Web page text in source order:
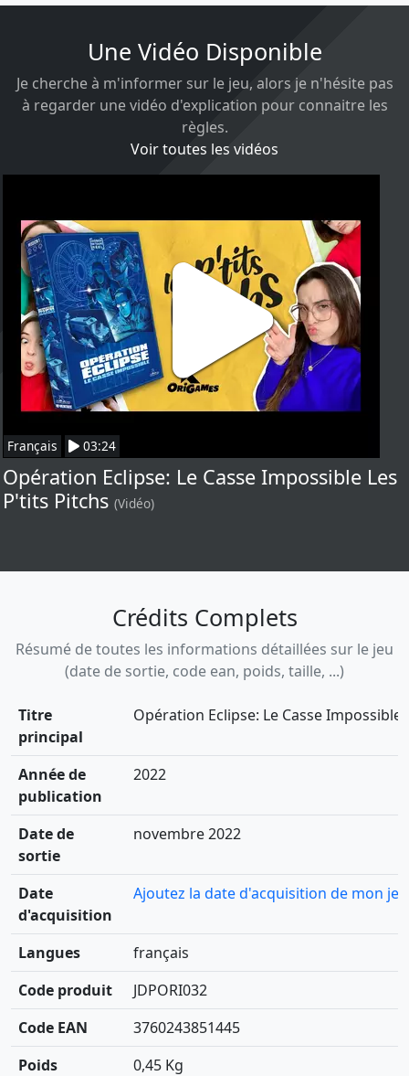
Une Vidéo Disponible
Je cherche à m'informer sur le jeu, alors je n'hésite pas
à regarder une vidéo d'explication pour connaitre les
règles.
Voir toutes les vidéos
Français 03:24
Opération Eclipse: Le Casse Impossible Les
P'tits Pitchs (Vidéo)
Crédits Complets
Résumé de toutes les informations détaillées sur le jeu
(date de sortie, code ean, poids, taille, ...)
Titre
principal
Opération Eclipse: Le Casse Impossible
Année de
publication
2022
Date de
sortie
novembre 2022
Date
d'acquisition
Ajoutez la date d'acquisition de mon jeu
Langues
français
Code produit
JDPORI032
Code EAN
3760243851445
Poids
0,45 Kg